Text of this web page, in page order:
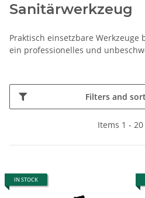
Sanitärwerkzeug
Praktisch einsetzbare
ein professionelles und
Filters and
Items 1 -
IN STOCK